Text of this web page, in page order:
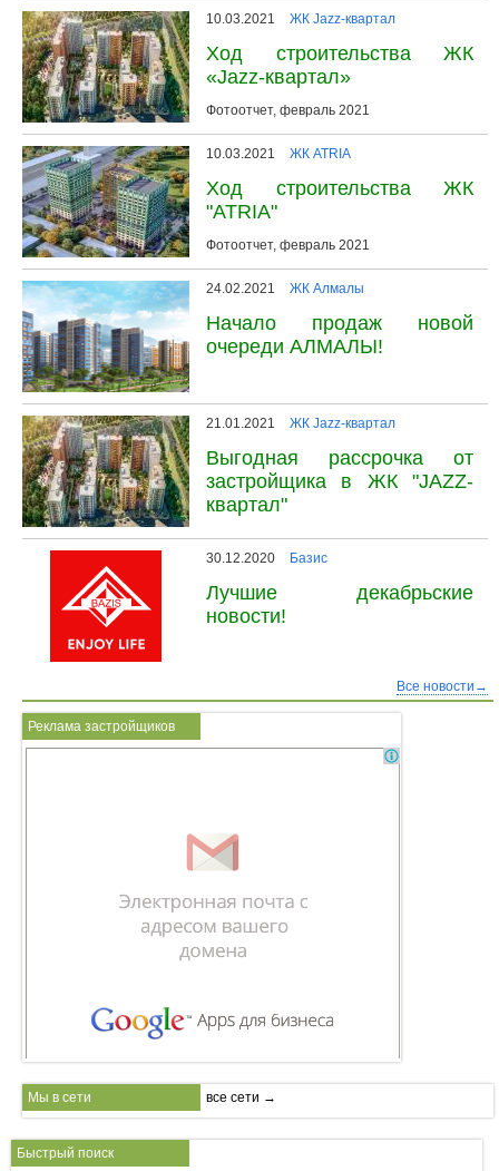
10.03.2021 ЖК Jazz-квартал
Ход строительства ЖК
«Jazz-квартал»
Фотоотчет, февраль 2021
10.03.2021 ЖК ATRIA
Ход строительства ЖК
"ATRIA"
Фотоотчет, февраль 2021
24.02.2021 ЖК Алмалы
Начало продаж новой
очереди АЛМАЛЫ!
21.01.2021 ЖК Jazz-квартал
Выгодная рассрочка от
застройщика в ЖК "JAZZ-
квартал"
30.12.2020 Базис
Лучшие декабрьские
новости!
Все новости→
Реклама застройщиков
Мы в сети все сети →
Быстрый поиск